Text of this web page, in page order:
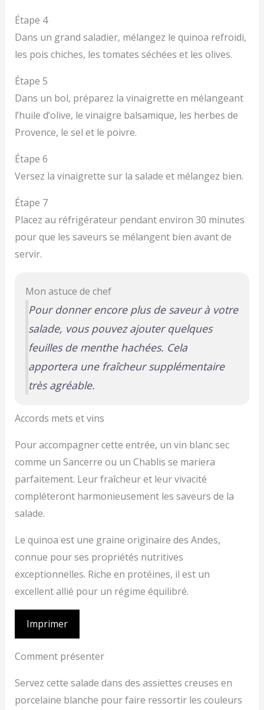
Étape 4
Dans un grand saladier, mélangez le quinoa refroidi,
les pois chiches, les tomates séchées et les olives.
Étape 5
Dans un bol, préparez la vinaigrette en mélangeant
l’huile d’olive, le vinaigre balsamique, les herbes de
Provence, le sel et le poivre.
Étape 6
Versez la vinaigrette sur la salade et mélangez bien.
Étape 7
Placez au réfrigérateur pendant environ 30 minutes
pour que les saveurs se mélangent bien avant de
servir.
Mon astuce de chef
Pour donner encore plus de saveur à votre
salade, vous pouvez ajouter quelques
feuilles de menthe hachées. Cela
apportera une fraîcheur supplémentaire
très agréable.
Accords mets et vins
Pour accompagner cette entrée, un vin blanc sec
comme un Sancerre ou un Chablis se mariera
parfaitement. Leur fraîcheur et leur vivacité
compléteront harmonieusement les saveurs de la
salade.
Le quinoa est une graine originaire des Andes,
connue pour ses propriétés nutritives
exceptionnelles. Riche en protéines, il est un
excellent allié pour un régime équilibré.
Imprimer
Comment présenter
Servez cette salade dans des assiettes creuses en
porcelaine blanche pour faire ressortir les couleurs